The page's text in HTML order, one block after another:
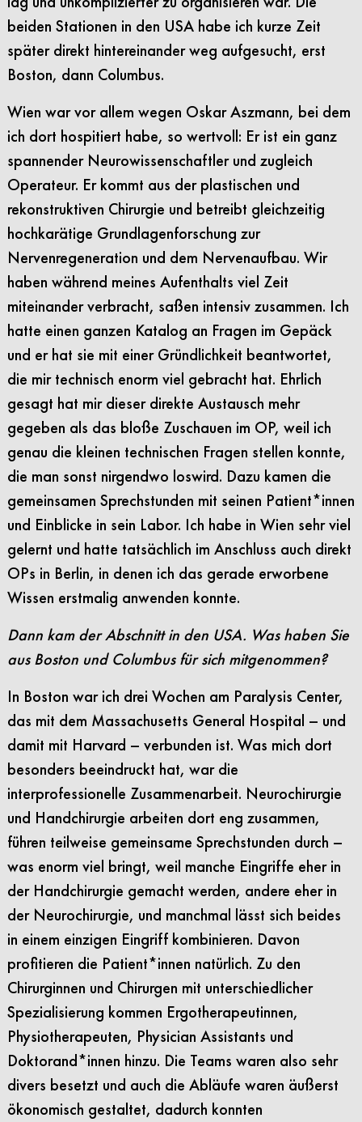
beiden Stationen in den USA habe ich kurze Zeit
später direkt hintereinander weg aufgesucht, erst
Boston, dann Columbus.
Wien war vor allem wegen Oskar Aszmann, bei dem
ich dort hospitiert habe, so wertvoll: Er ist ein ganz
spannender Neurowissenschaftler und zugleich
Operateur. Er kommt aus der plastischen und
rekonstruktiven Chirurgie und betreibt gleichzeitig
hochkarätige Grundlagenforschung zur
Nervenregeneration und dem Nervenaufbau. Wir
haben während meines Aufenthalts viel Zeit
miteinander verbracht, saßen intensiv zusammen. Ich
hatte einen ganzen Katalog an Fragen im Gepäck
und er hat sie mit einer Gründlichkeit beantwortet,
die mir technisch enorm viel gebracht hat. Ehrlich
gesagt hat mir dieser direkte Austausch mehr
gegeben als das bloße Zuschauen im OP, weil ich
genau die kleinen technischen Fragen stellen konnte,
die man sonst nirgendwo loswird. Dazu kamen die
gemeinsamen Sprechstunden mit seinen Patient*innen
und Einblicke in sein Labor. Ich habe in Wien sehr viel
gelernt und hatte tatsächlich im Anschluss auch direkt
OPs in Berlin, in denen ich das gerade erworbene
Wissen erstmalig anwenden konnte.
Dann kam der Abschnitt in den USA. Was haben Sie
aus Boston und Columbus für sich mitgenommen?
In Boston war ich drei Wochen am Paralysis Center,
das mit dem Massachusetts General Hospital – und
damit mit Harvard – verbunden ist. Was mich dort
besonders beeindruckt hat, war die
interprofessionelle Zusammenarbeit. Neurochirurgie
und Handchirurgie arbeiten dort eng zusammen,
führen teilweise gemeinsame Sprechstunden durch –
was enorm viel bringt, weil manche Eingriffe eher in
der Handchirurgie gemacht werden, andere eher in
der Neurochirurgie, und manchmal lässt sich beides
in einem einzigen Eingriff kombinieren. Davon
profitieren die Patient*innen natürlich. Zu den
Chirurginnen und Chirurgen mit unterschiedlicher
Spezialisierung kommen Ergotherapeutinnen,
Physiotherapeuten, Physician Assistants und
Doktorand*innen hinzu. Die Teams waren also sehr
divers besetzt und auch die Abläufe waren äußerst
ökonomisch gestaltet, dadurch konnten